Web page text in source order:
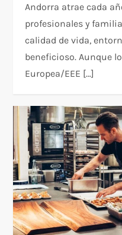
Andorra atrae cada
profesionales y
calidad de vida,
beneficioso. Aunque
Europea/EEE […]